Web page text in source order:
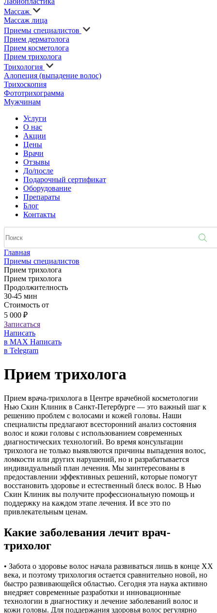
Массаж
Массаж лица
Приемы специалистов
Прием дерматолога
Прием косметолога
Прием трихолога
Трихология
Алопеция (выпадение волос)
Трихоскопия
Фототрихограмма
Мужчинам
Услуги
О нас
Акции
Цены
Врачи
Отзывы
До/после
Подарочный сертификат
Оборудование
Препараты
Блог
Контакты
Главная
Приемы специалистов
Прием трихолога
Прием трихолога
Продолжителность
30-45 мин
Стоимость от
5 000 ₽
Записаться
Написать
в MAX Написать
в Telegram
Прием трихолога
Прием врача-трихолога в Центре врачебной косметологии
Нью Скин Клиник в Санкт-Петербурге — это важный шаг к
решению проблем с волосами и кожей головы. Наши
специалисты предлагают всесторонний анализ состояния
волос и кожи головы с использованием современных
диагностических технологий. Во время консультации
трихолога не только выявляются причины выпадения волос,
ломкости или других нарушений, но и разрабатывается
индивидуальный план лечения. Мы заинтересованы в
предоставлении эффективных решений, которые помогут
восстановить здоровье и естественный блеск волос. В Нью
Скин Клиник вы получите профессиональную помощь и
поддержку на каждом этапе лечения. И все это по
привлекательным ценам.
Какие заболевания лечит врач-
трихолог
• Забота о здоровье волос начала развиваться лишь в конце XX
века, и поэтому трихология остается сравнительно новой, но
быстро развивающейся областью. Сегодня эта наука активно
внедряет современные разработки и инновационные
технологии в диагностику и лечение заболеваний волос и
кожи головы. Для поддержания здоровья волос регулярно